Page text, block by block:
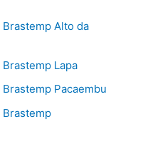
Alto da
Lapa
Pacaembu
Brastemp